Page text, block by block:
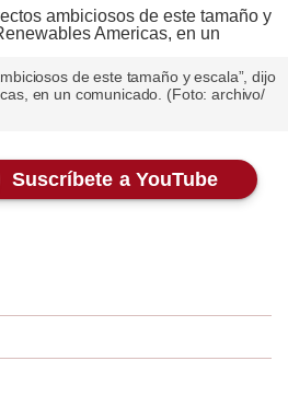
de este tamaño y escala”, dijo
en un comunicado. (Foto: archivo/
Suscríbete a YouTube